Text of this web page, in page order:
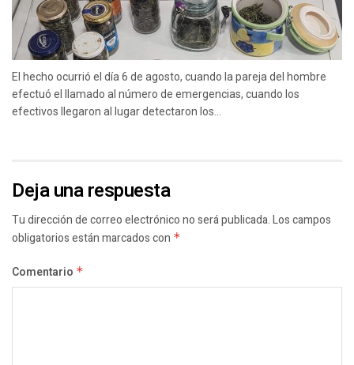
El hecho ocurrió el día 6 de agosto, cuando la pareja del hombre
efectuó el llamado al número de emergencias, cuando los
efectivos llegaron al lugar detectaron los...
Deja una respuesta
Tu dirección de correo electrónico no será publicada.Los campos
obligatorios están marcados con *
Comentario *